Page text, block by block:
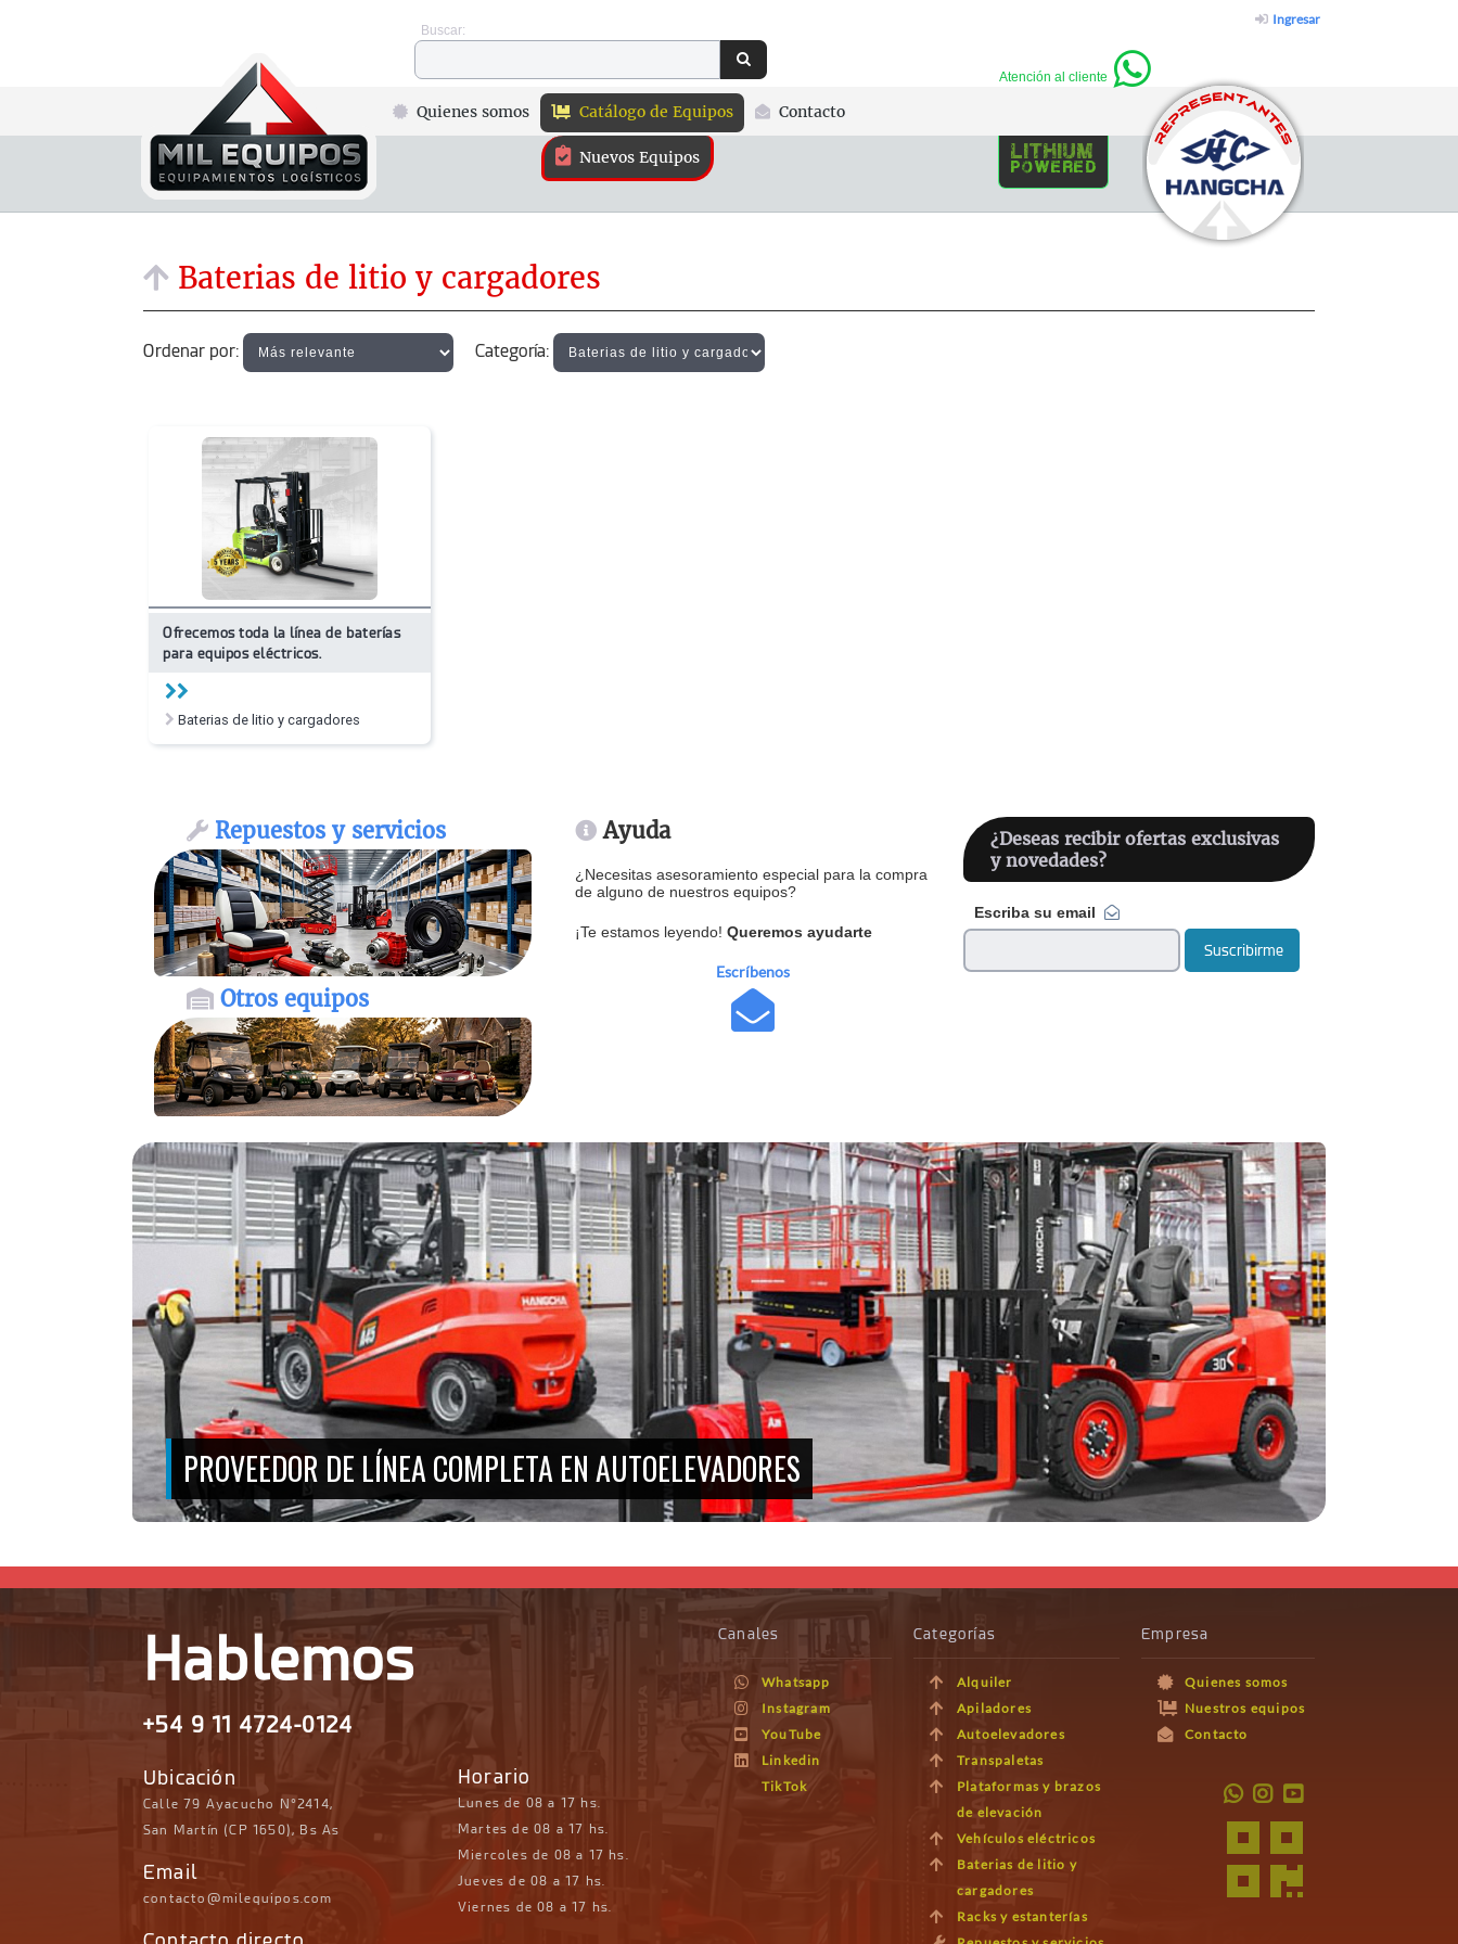
Ingresar
Buscar:
Quienes somos Catálogo de Equipos Contacto
Nuevos Equipos lithium
powered
Atención al cliente
Baterias de litio y cargadores
Ordenar por: Categoría:
Ofrecemos toda la línea de baterías
para equipos eléctricos.
Baterias de litio y cargadores
Repuestos y servicios
Otros equipos
Ayuda
¿Necesitas asesoramiento especial para la compra
de alguno de nuestros equipos?
¡Te estamos leyendo! Queremos ayudarte
Escríbenos
¿Deseas recibir ofertas exclusivas
y novedades?
Escriba su email
Suscribirme
PROVEEDOR DE LÍNEA COMPLETA EN AUTOELEVADORES
Hablemos
+54 9 11 4724-0124
Ubicación
Calle 79 Ayacucho N°2414,
San Martín (CP 1650), Bs As
Email
contacto@milequipos.com
Horario
Lunes de 08 a 17 hs.
Martes de 08 a 17 hs.
Miercoles de 08 a 17 hs.
Jueves de 08 a 17 hs.
Viernes de 08 a 17 hs.
Canales
Whatsapp
Instagram
YouTube
Linkedin
TikTok
Categorías
Alquiler
Apiladores
Autoelevadores
Transpaletas
Plataformas y brazos
de elevación
Vehículos eléctricos
Baterias de litio y
cargadores
Racks y estanterías
Empresa
Quienes somos
Nuestros equipos
Contacto